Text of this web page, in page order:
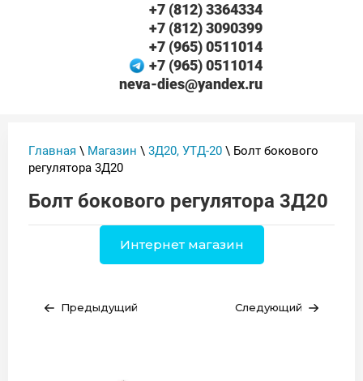
+7 (812) 3364334
+7 (812) 3090399
+7 (965) 0511014
+7 (965) 0511014
neva-dies@yandex.ru
Главная \ Магазин \ 3Д20, УТД-20 \ Болт бокового
регулятора 3Д20
Болт бокового регулятора 3Д20
Интернет магазин
Предыдущий Следующий